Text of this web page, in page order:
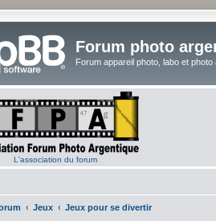
Forum photo
Forum appareil photo, labo et photo
L'association du forum
Jeux Jeux pour se divertir